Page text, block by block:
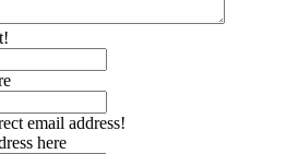
email address!
here